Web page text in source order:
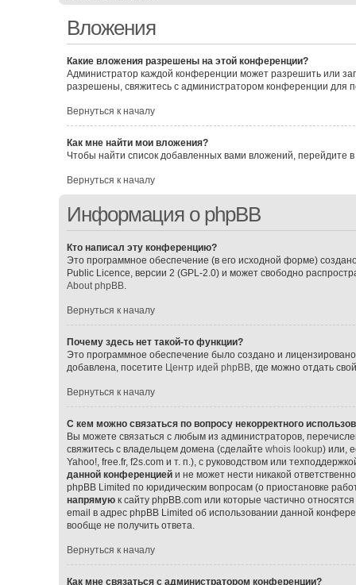
Вложения
Какие вложения разрешены на этой конференции?
Администратор каждой конференции может разрешить или
разрешены, свяжитесь с администратором конференции для
Вернуться к началу
Как мне найти мои вложения?
Чтобы найти список добавленных вами вложений,
Вернуться к началу
Информация о phpBB
Кто написал эту конференцию?
Это программное обеспечение (в его исходной форме)
Public Licence, версии 2 (GPL-2.0) и может свободно
About phpBB.
Вернуться к началу
Почему здесь нет такой-то функции?
Это программное обеспечение было создано и
добавлена, посетите Центр идей phpBB, где можно отдать
Вернуться к началу
С кем можно связаться по вопросу некорректного
Вы можете связаться с любым из администраторов,
свяжитесь с владельцем домена (сделайте whois lookup) или,
Yahoo!, free.fr, f2s.com и т. п.), с руководством или
данной конференциейи не может нести никакой
phpBB Limited по юридическим вопросам (о приостановке
напрямуюк сайту phpBB.com или которые частично
email в адрес phpBB Limited об использовании данной
вообще не получить ответа.
Вернуться к началу
Как мне связаться с администратором конференции?